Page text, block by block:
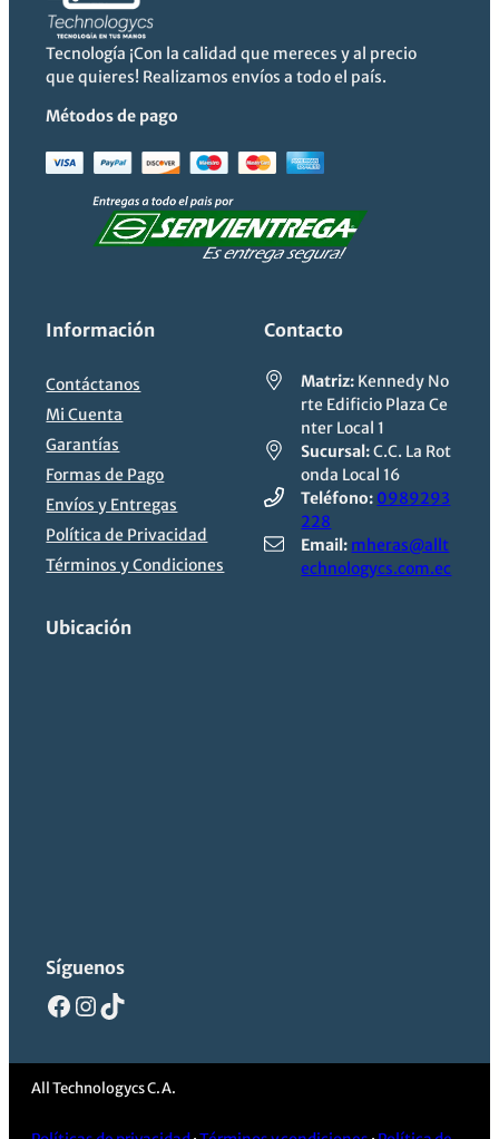
Tecnología ¡Con la calidad que mereces y al precio
que quieres! Realizamos envíos a todo el país.
Métodos de pago
Información
Contáctanos
Mi Cuenta
Garantías
Formas de Pago
Envíos y Entregas
Política de Privacidad
Términos y Condiciones
Contacto
Matriz: Kennedy No
rte Edificio Plaza Ce
nter Local 1
Sucursal:C.C. La Rot
onda Local 16
Teléfono: 0989293
228
Email: mheras@allt
echnologycs.com.ec
Ubicación
Síguenos
Facebook
Instagram
TikTok
All Technologycs C.A.